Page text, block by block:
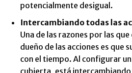
potencialmente desigual.
Intercambiando todas las
Una de las razones por las
dueño de las acciones es que
con el tiempo. Al configurar